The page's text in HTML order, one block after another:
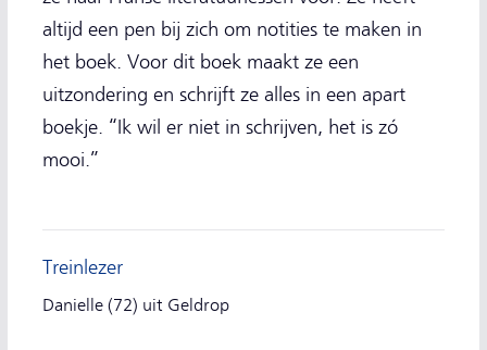
altijd een pen bij zich om notities te maken in
het boek. Voor dit boek maakt ze een
uitzondering en schrijft ze alles in een apart
boekje. “Ik wil er niet in schrijven, het is zó
mooi.”
Treinlezer
Danielle (72) uit Geldrop